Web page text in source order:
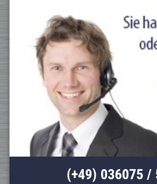
(+49) 036075 /